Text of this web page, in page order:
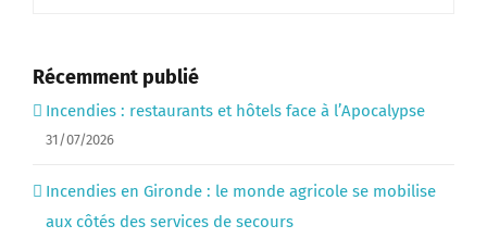
Récemment publié
Incendies : restaurants et hôtels face à l’Apocalypse
31/07/2026
Incendies en Gironde : le monde agricole se mobilise
aux côtés des services de secours